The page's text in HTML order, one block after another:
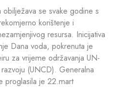
se svake godine s
korištenje i
resursa. Inicijativa
Dana voda, pokrenuta je
za vrijeme održavanja UN-
(UNCD). Generalna
proglasila je 22.mart